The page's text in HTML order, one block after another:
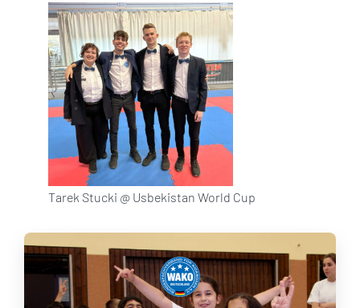
Tarek Stucki @ Usbekistan World Cup